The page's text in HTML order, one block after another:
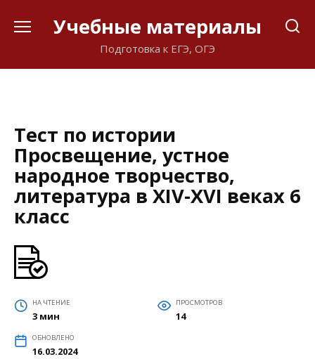
Учебные материалы
Подготовка к ЕГЭ, ОГЭ
Тест по истории
Просвещение, устное
народное творчество,
литература в XIV-XVI веках 6
класс
НА ЧТЕНИЕ
3 мин
ПРОСМОТРОВ
14
ОБНОВЛЕНО
16.03.2024